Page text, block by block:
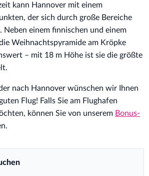
kann Hannover mit einem
der sich durch große Bereiche
Neben einem finnischen und einem
Weihnachtspyramide am Kröpke
– mit 18 m Höhe ist sie die größte
nach Hannover wünschen wir Ihnen
Flug! Falls Sie am Flughafen
können Sie von unserem Bonus-